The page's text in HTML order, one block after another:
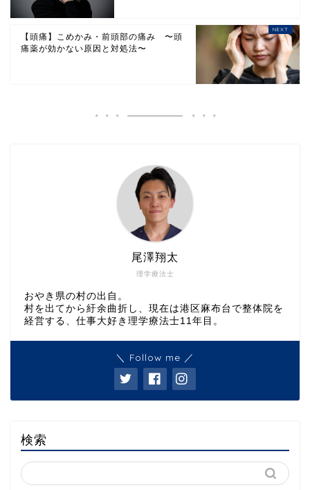
【頭痛】こめかみ・前頭部の痛み 〜頭
痛薬が効かない原因と対処法〜
理学療法士
尾澤翔太
おやき県の村の出自。
村を出てから紆余曲折し、現在は港区麻布台で整体院を
経営する、仕事大好き理学療法士11年目。
＼ Follow me ／
検索